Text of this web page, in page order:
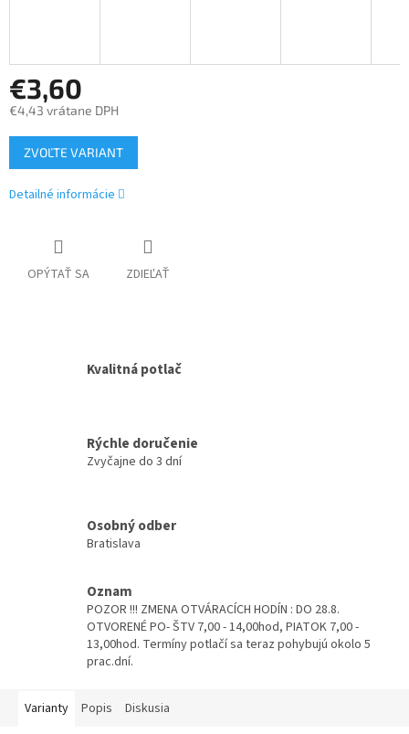
€3,60
€4,43 vrátane DPH
Jednotková
cena:
ZVOĽTE VARIANT
Detailné informácie
OPÝTAŤ SA ZDIEĽAŤ
Kvalitná potlač
Rýchle doručenie
Zvyčajne do 3 dní
Osobný odber
Bratislava
Oznam
POZOR !!! ZMENA OTVÁRACÍCH HODÍN : DO 28.8.
OTVORENÉ PO- ŠTV 7,00 - 14,00hod, PIATOK 7,00 -
13,00hod. Termíny potlačí sa teraz pohybujú okolo 5
prac.dní.
Varianty Popis Diskusia